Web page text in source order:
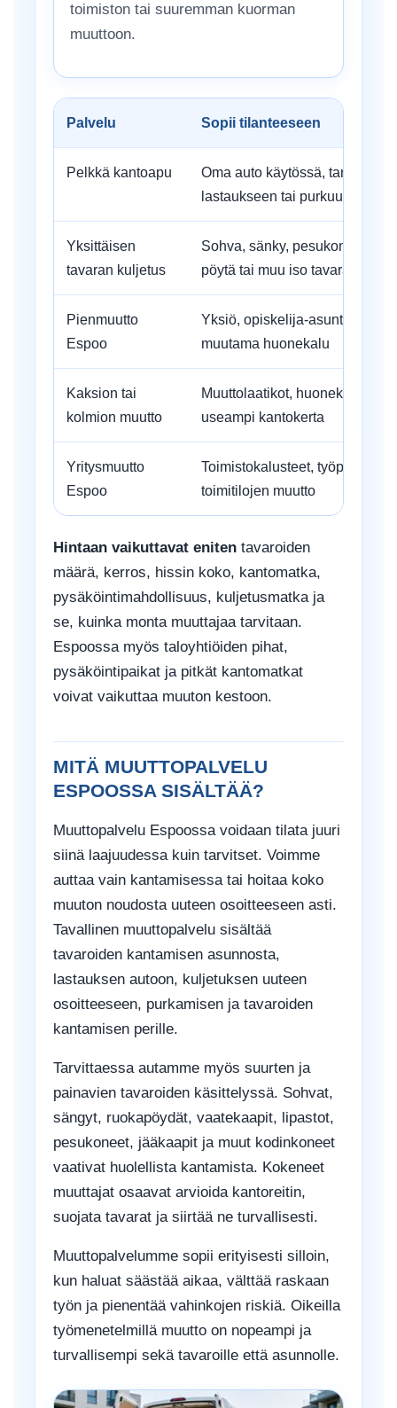
toimiston tai suuremman kuorman
muuttoon.
Palvelu Sopii tilanteeseen
Pelkkä kantoapu
Oma auto käytössä, tarvitset
lastaukseen tai purkuun
Yksittäisen
tavaran kuljetus
Sohva, sänky, pesukone,
pöytä tai muu iso tavara
Pienmuutto
Espoo
Yksiö, opiskelija-asunto, pieni
muutama huonekalu
Kaksion tai
kolmion muutto
Muuttolaatikot, huonekalut,
useampi kantokerta
Yritysmuutto
Espoo
Toimistokalusteet, työpisteet,
toimitilojen muutto
Hintaan vaikuttavat eniten tavaroiden
määrä, kerros, hissin koko, kantomatka,
pysäköintimahdollisuus, kuljetusmatka ja
se, kuinka monta muuttajaa tarvitaan.
Espoossa myös taloyhtiöiden pihat,
pysäköintipaikat ja pitkät kantomatkat
voivat vaikuttaa muuton kestoon.
MITÄ MUUTTOPALVELU
ESPOOSSA SISÄLTÄÄ?
Muuttopalvelu Espoossa voidaan tilata juuri
siinä laajuudessa kuin tarvitset. Voimme
auttaa vain kantamisessa tai hoitaa koko
muuton noudosta uuteen osoitteeseen asti.
Tavallinen muuttopalvelu sisältää
tavaroiden kantamisen asunnosta,
lastauksen autoon, kuljetuksen uuteen
osoitteeseen, purkamisen ja tavaroiden
kantamisen perille.
Tarvittaessa autamme myös suurten ja
painavien tavaroiden käsittelyssä. Sohvat,
sängyt, ruokapöydät, vaatekaapit, lipastot,
pesukoneet, jääkaapit ja muut kodinkoneet
vaativat huolellista kantamista. Kokeneet
muuttajat osaavat arvioida kantoreitin,
suojata tavarat ja siirtää ne turvallisesti.
Muuttopalvelumme sopii erityisesti silloin,
kun haluat säästää aikaa, välttää raskaan
työn ja pienentää vahinkojen riskiä. Oikeilla
työmenetelmillä muutto on nopeampi ja
turvallisempi sekä tavaroille että asunnolle.